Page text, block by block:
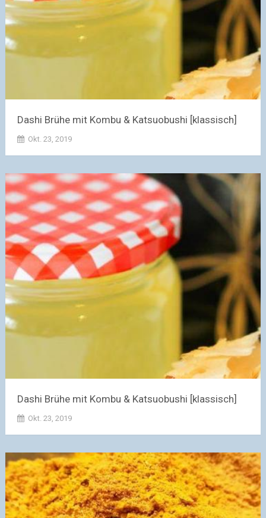
Dashi Brühe mit Kombu & Katsuobushi [klassisch]
Okt. 23, 2019
Dashi Brühe mit Kombu & Katsuobushi [klassisch]
Okt. 23, 2019